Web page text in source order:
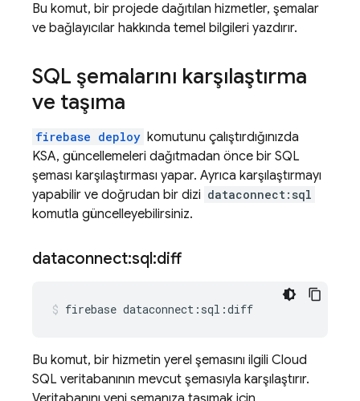
Bu komut, bir projede dağıtılan hizmetler, şemalar
ve bağlayıcılar hakkında temel bilgileri yazdırır.
SQL şemalarını karşılaştırma
ve taşıma
firebase deploy komutunu çalıştırdığınızda
KSA, güncellemeleri dağıtmadan önce bir SQL
şeması karşılaştırması yapar. Ayrıca karşılaştırmayı
yapabilir ve doğrudan bir dizi dataconnect:sql
komutla güncelleyebilirsiniz.
dataconnect:sql:diff
firebase dataconnect:sql:diff
Bu komut, bir hizmetin yerel şemasını ilgili Cloud
SQL veritabanının mevcut şemasıyla karşılaştırır.